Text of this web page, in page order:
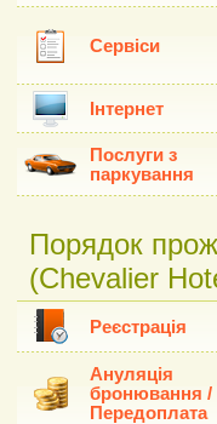
Сервіси
Інтернет
Послуги з
паркування
Порядок
(Chevalier
Реєстрація
Ануляція
бронювання /
Передоплата